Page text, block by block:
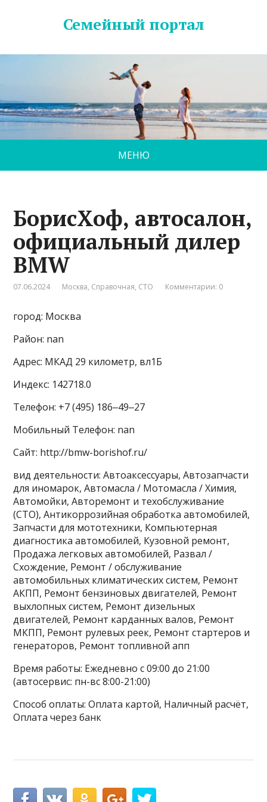
Семейный портал
МЕНЮ
БорисХоф, автосалон,
официальный дилер
BMW
07.06.2024 Москва, Справочная, СТО Комментарии: 0
город: Москва
Район: nan
Адрес: МКАД 29 километр, вл1Б
Индекс: 142718.0
Телефон: +7 (495) 186‒49‒27
Мобильный Телефон: nan
Сайт: http://bmw-borishof.ru/
вид деятельности: Автоаксессуары, Автозапчасти
для иномарок, Автомасла / Мотомасла / Химия,
Автомойки, Авторемонт и техобслуживание
(СТО), Антикоррозийная обработка автомобилей,
Запчасти для мототехники, Компьютерная
диагностика автомобилей, Кузовной ремонт,
Продажа легковых автомобилей, Развал /
Схождение, Ремонт / обслуживание
автомобильных климатических систем, Ремонт
АКПП, Ремонт бензиновых двигателей, Ремонт
выхлопных систем, Ремонт дизельных
двигателей, Ремонт карданных валов, Ремонт
МКПП, Ремонт рулевых реек, Ремонт стартеров и
генераторов, Ремонт топливной апп
Время работы: Ежедневно с 09:00 до 21:00
(автосервис: пн-вс 8:00-21:00)
Способ оплаты: Оплата картой, Наличный расчёт,
Оплата через банк